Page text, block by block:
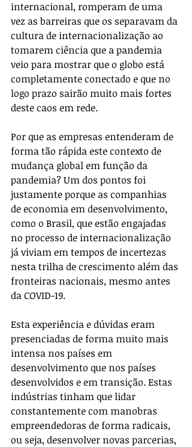
internacional, romperam de uma
vez as barreiras que os separavam da
cultura de internacionalização ao
tomarem ciência que a pandemia
veio para mostrar que o globo está
completamente conectado e que no
logo prazo sairão muito mais fortes
deste caos em rede.
Por que as empresas entenderam de
forma tão rápida este contexto de
mudança global em função da
pandemia? Um dos pontos foi
justamente porque as companhias
de economia em desenvolvimento,
como o Brasil, que estão engajadas
no processo de internacionalização
já viviam em tempos de incertezas
nesta trilha de crescimento além das
fronteiras nacionais, mesmo antes
da COVID-19.
Esta experiência e dúvidas eram
presenciadas de forma muito mais
intensa nos países em
desenvolvimento que nos países
desenvolvidos e em transição. Estas
indústrias tinham que lidar
constantemente com manobras
empreendedoras de forma radicais,
ou seja, desenvolver novas parcerias,